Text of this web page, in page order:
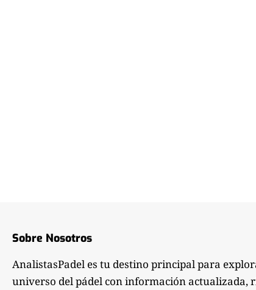
Sobre Nosotros
AnalistasPadel es tu destino principal para
universo del pádel con información actualizada,